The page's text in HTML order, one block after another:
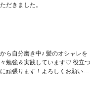
だきました。
ら自分磨き中♪ 髪のオシャレを
勉強＆実践しています♡ 役立つ
頑張ります！よろしくお願いし